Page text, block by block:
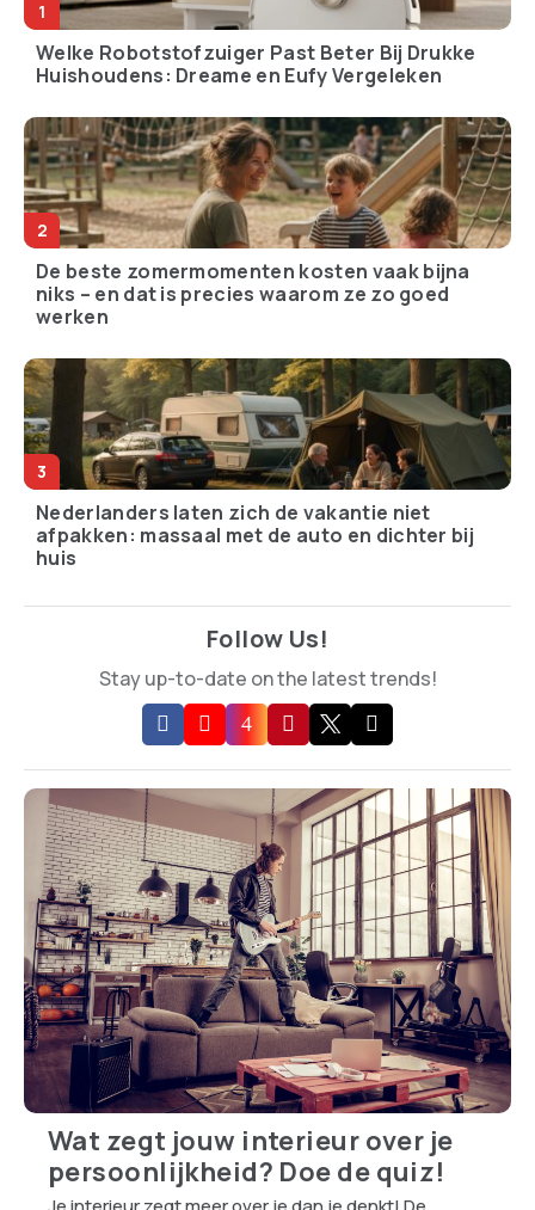
Welke Robotstofzuiger Past Beter Bij Drukke
Huishoudens: Dreame en Eufy Vergeleken
De beste zomermomenten kosten vaak bijna
niks – en dat is precies waarom ze zo goed
werken
Nederlanders laten zich de vakantie niet
afpakken: massaal met de auto en dichter bij
huis
Follow Us!
Stay up-to-date on the latest trends!
Wat zegt jouw interieur over je
persoonlijkheid? Doe de quiz!